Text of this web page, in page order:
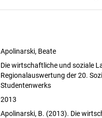
Apolinarski, Beate
Die wirtschaftliche und soziale
Regionalauswertung der 20.
Studentenwerks
2013
Apolinarski, B. (2013). Die